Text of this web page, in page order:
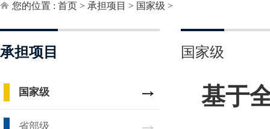
您的位置 : 首页 > 承担项目 > 国家级 >
承担项目
国家级
省部级
国家级
基于